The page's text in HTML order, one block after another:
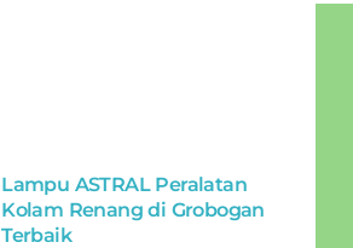
Lampu ASTRAL Peralatan
Kolam Renang di Grobogan
Terbaik